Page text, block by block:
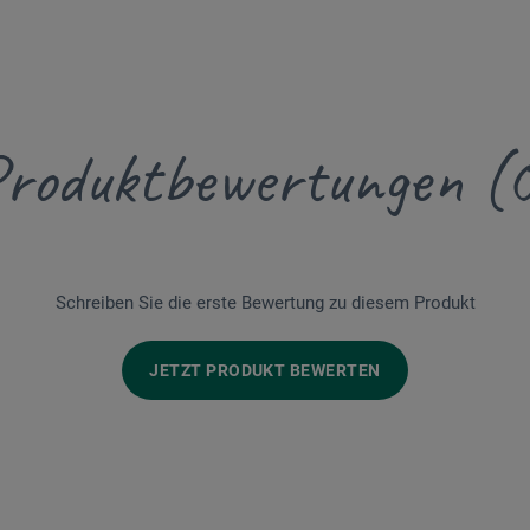
Schreiben Sie die erste Bewertung zu diesem Produkt
JETZT PRODUKT BEWERTEN